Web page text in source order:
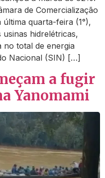
de Comercialização
última quarta-feira (1°),
hidrelétricas,
no total de energia
Nacional (SIN) […]
a fugir
Yanomami